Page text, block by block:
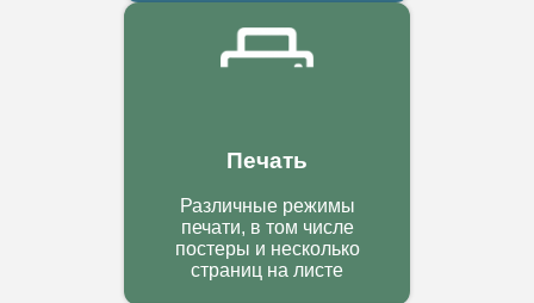
Печать
Различные режимы
печати, в том числе
постеры и несколько
страниц на листе